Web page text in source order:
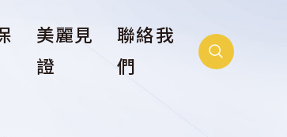
美麗見
證
聯絡我
們